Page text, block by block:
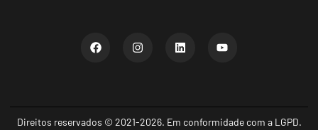
Direitos reservados © 2021-2026. Em conformidade com a LGPD.